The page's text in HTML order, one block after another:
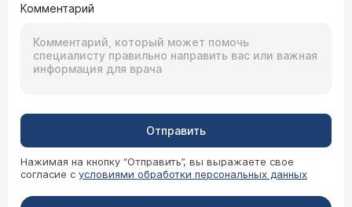
Комментарий
Отправить
Нажимая на кнопку “Отправить”, вы выражаете свое
согласие с условиями обработки персональных данных